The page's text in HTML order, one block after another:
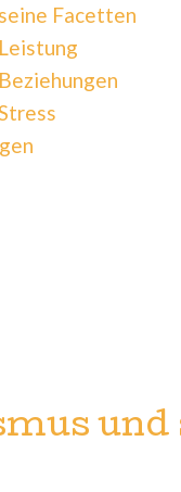
Facetten
und